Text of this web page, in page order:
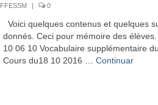
FFESSM
| 0
Voici quelques contenus et quelques
donnés. Ceci pour mémoire des
10 06 10 Vocabulaire supplémentaire
Cours du18 10 2016 … Continuar